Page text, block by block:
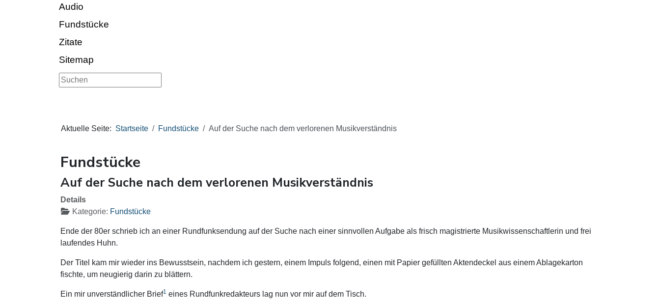
Audio
Fundstücke
Zitate
Sitemap
Suchen
Aktuelle Seite: Startseite Fundstücke Auf der Suche nach dem verlorenen Musikverständnis
Fundstücke
Auf der Suche nach dem verlorenen Musikverständnis
Details
Kategorie: Fundstücke
Ende der 80er schrieb ich an einer Rundfunksendung auf der Suche nach einer sinnvollen Aufgabe als frisch magistrierte Musikwissenschaftlerin und frei
laufendes Huhn.
Der Titel kam mir wieder ins Bewusstsein, nachdem ich gestern, einem Impuls folgend, einen mit Papier gefüllten Aktendeckel aus einem Ablagekarton
fischte, um neugierig darin zu blättern.
Ein mir unverständlicher Brief1 eines Rundfunkredakteurs lag nun vor mir auf dem Tisch.